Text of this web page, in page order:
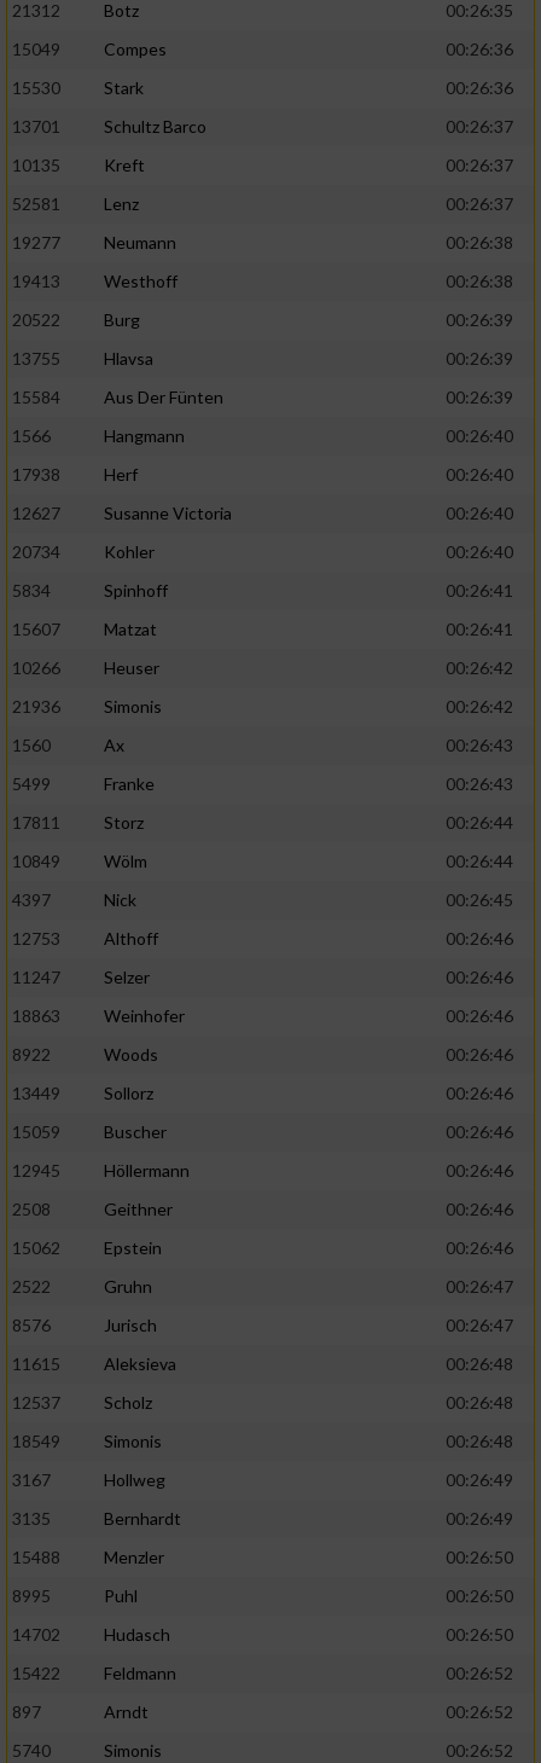
21312 Botz
00:26:35
15049
Compes
00:26:36
15530
Stark
00:26:36
13701
Schultz Barco
00:26:37
10135
Kreft
00:26:37
52581
Lenz
00:26:37
19277
Neumann
00:26:38
19413
Westhoff
00:26:38
20522
Burg
00:26:39
13755
Hlavsa
00:26:39
15584
Aus Der Fünten
00:26:39
1566
Hangmann
00:26:40
17938
Herf
00:26:40
12627
Susanne Victoria
00:26:40
20734
Kohler
00:26:40
5834
Spinhoff
00:26:41
15607
Matzat
00:26:41
10266
Heuser
00:26:42
21936
Simonis
00:26:42
1560
Ax
00:26:43
5499
Franke
00:26:43
17811
Storz
00:26:44
10849
Wölm
00:26:44
4397
Nick
00:26:45
12753
Althoff
00:26:46
11247
Selzer
00:26:46
18863
Weinhofer
00:26:46
8922
Woods
00:26:46
13449
Sollorz
00:26:46
15059
Buscher
00:26:46
12945
Höllermann
00:26:46
2508
Geithner
00:26:46
15062
Epstein
00:26:46
2522
Gruhn
00:26:47
8576
Jurisch
00:26:47
11615
Aleksieva
00:26:48
12537
Scholz
00:26:48
18549
Simonis
00:26:48
3167
Hollweg
00:26:49
3135
Bernhardt
00:26:49
15488
Menzler
00:26:50
8995
Puhl
00:26:50
14702
Hudasch
00:26:50
15422
Feldmann
00:26:52
897
Arndt
00:26:52
5740
Simonis
00:26:52